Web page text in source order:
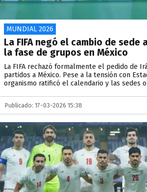
MUNDIAL 2026
La FIFA negó el cambio de sede
la fase de grupos en México
La FIFA rechazó formalmente el pedido de
partidos a México. Pese a la tensión con
organismo ratificó el calendario y las sedes
Publicado: 17-03-2026 15:38